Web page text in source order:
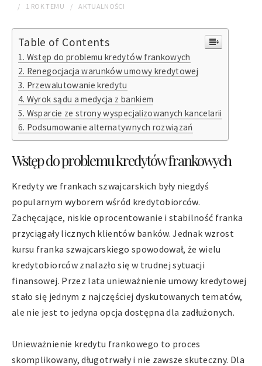
1 ROKTEMU AKTUALNOŚCI
Table of Contents
Wstęp do problemu kredytów frankowych
Renegocjacja warunków umowy kredytowej
Przewalutowanie kredytu
Wyrok sądu a medycja z bankiem
Wsparcie ze strony wyspecjalizowanych kancelarii
Podsumowanie alternatywnych rozwiązań
Wstęp do problemu kredytów frankowych
Kredyty we frankach szwajcarskich były niegdyś
popularnym wyborem wśród kredytobiorców.
Zachęcające, niskie oprocentowanie i stabilność franka
przyciągały licznych klientów banków. Jednak wzrost
kursu franka szwajcarskiego spowodował, że wielu
kredytobiorców znalazło się w trudnej sytuacji
finansowej. Przez lata unieważnienie umowy kredytowej
stało się jednym z najczęściej dyskutowanych tematów,
ale nie jest to jedyna opcja dostępna dla zadłużonych.
Unieważnienie kredytu frankowego to proces
skomplikowany, długotrwały i nie zawsze skuteczny. Dla